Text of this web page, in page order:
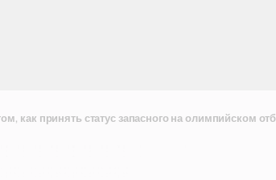
как принять статус запасного на олимпийском